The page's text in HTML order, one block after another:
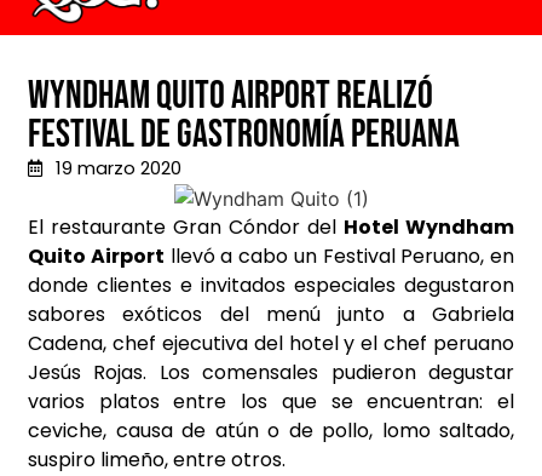
WYNDHAM QUITO AIRPORT REALIZÓ
FESTIVAL DE GASTRONOMÍA PERUANA
19 marzo 2020
El restaurante Gran Cóndor del Hotel Wyndham
Quito Airport llevó a cabo un Festival Peruano, en
donde clientes e invitados especiales degustaron
sabores exóticos del menú junto a Gabriela
Cadena, chef ejecutiva del hotel y el chef peruano
Jesús Rojas. Los comensales pudieron degustar
varios platos entre los que se encuentran: el
ceviche, causa de atún o de pollo, lomo saltado,
suspiro limeño, entre otros.